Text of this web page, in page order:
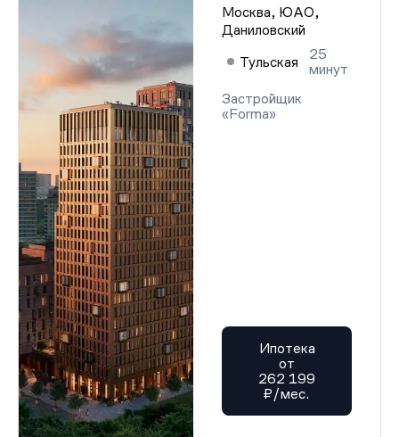
Москва, ЮАО,
Даниловский
Тульская
25
минут
Застройщик
«Forma»
Ипотека
от
262 199
₽/мес.